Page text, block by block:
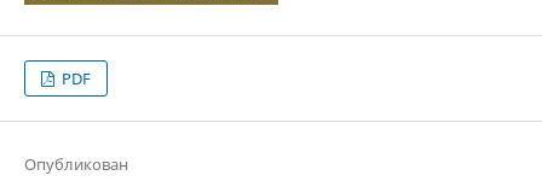
PDF
Опубликован